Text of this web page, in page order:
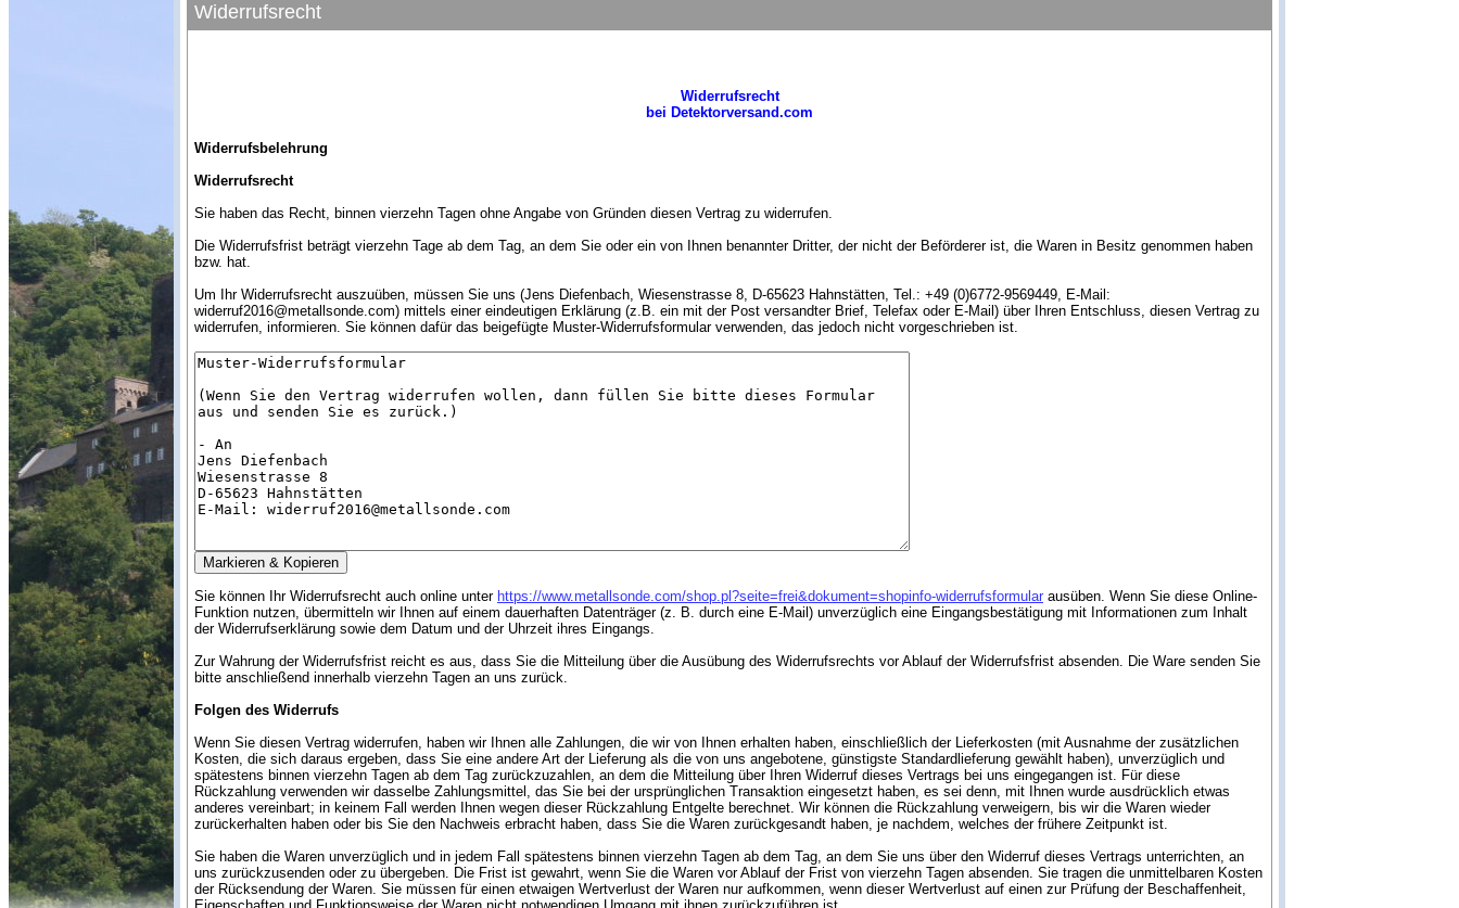
Widerrufsrecht
Widerrufsrecht
bei Detektorversand.com
Widerrufsbelehrung
Widerrufsrecht
Sie haben das Recht, binnen vierzehn Tagen ohne Angabe von Gründen diesen Vertrag zu widerrufen.
Die Widerrufsfrist beträgt vierzehn Tage ab dem Tag, an dem Sie oder ein von Ihnen benannter Dritter, der nicht der Beförderer ist, die Waren in Besitz genommen haben
bzw. hat.
Um Ihr Widerrufsrecht auszuüben, müssen Sie uns (Jens Diefenbach, Wiesenstrasse 8, D-65623 Hahnstätten, Tel.: +49 (0)6772-9569449, E-Mail:
widerruf2016@metallsonde.com) mittels einer eindeutigen Erklärung (z.B. ein mit der Post versandter Brief, Telefax oder E-Mail) über Ihren Entschluss, diesen Vertrag zu
widerrufen, informieren. Sie können dafür das beigefügte Muster-Widerrufsformular verwenden, das jedoch nicht vorgeschrieben ist.
Sie können Ihr Widerrufsrecht auch online unter https://www.metallsonde.com/shop.pl?seite=frei&dokument=shopinfo-widerrufsformular ausüben. Wenn Sie diese Online-
Funktion nutzen, übermitteln wir Ihnen auf einem dauerhaften Datenträger (z. B. durch eine E-Mail) unverzüglich eine Eingangsbestätigung mit Informationen zum Inhalt
der Widerrufserklärung sowie dem Datum und der Uhrzeit ihres Eingangs.
Zur Wahrung der Widerrufsfrist reicht es aus, dass Sie die Mitteilung über die Ausübung des Widerrufsrechts vor Ablauf der Widerrufsfrist absenden. Die Ware senden Sie
bitte anschließend innerhalb vierzehn Tagen an uns zurück.
Folgen des Widerrufs
Wenn Sie diesen Vertrag widerrufen, haben wir Ihnen alle Zahlungen, die wir von Ihnen erhalten haben, einschließlich der Lieferkosten (mit Ausnahme der zusätzlichen
Kosten, die sich daraus ergeben, dass Sie eine andere Art der Lieferung als die von uns angebotene, günstigste Standardlieferung gewählt haben), unverzüglich und
spätestens binnen vierzehn Tagen ab dem Tag zurückzuzahlen, an dem die Mitteilung über Ihren Widerruf dieses Vertrags bei uns eingegangen ist. Für diese
Rückzahlung verwenden wir dasselbe Zahlungsmittel, das Sie bei der ursprünglichen Transaktion eingesetzt haben, es sei denn, mit Ihnen wurde ausdrücklich etwas
anderes vereinbart; in keinem Fall werden Ihnen wegen dieser Rückzahlung Entgelte berechnet. Wir können die Rückzahlung verweigern, bis wir die Waren wieder
zurückerhalten haben oder bis Sie den Nachweis erbracht haben, dass Sie die Waren zurückgesandt haben, je nachdem, welches der frühere Zeitpunkt ist.
Sie haben die Waren unverzüglich und in jedem Fall spätestens binnen vierzehn Tagen ab dem Tag, an dem Sie uns über den Widerruf dieses Vertrags unterrichten, an
uns zurückzusenden oder zu übergeben. Die Frist ist gewahrt, wenn Sie die Waren vor Ablauf der Frist von vierzehn Tagen absenden. Sie tragen die unmittelbaren Kosten
der Rücksendung der Waren. Sie müssen für einen etwaigen Wertverlust der Waren nur aufkommen, wenn dieser Wertverlust auf einen zur Prüfung der Beschaffenheit,